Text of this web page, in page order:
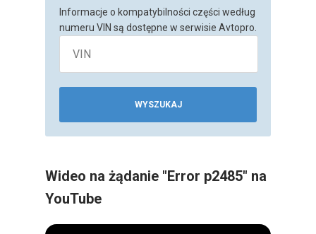
Informacje o kompatybilności części według
numeru VIN są dostępne w serwisie Avtopro.
WYSZUKAJ
Wideo na żądanie "Error p2485" na
YouTube